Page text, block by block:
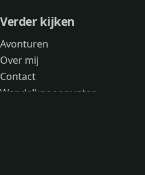
Verder kijken
Avonturen
Over mij
Contact
Wandelknooppunten